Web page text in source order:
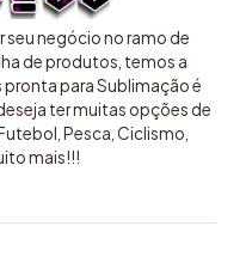
seu negócio no ramo de
de produtos, temos a
para Sublimação é
ter muitas opções de
Pesca, Ciclismo,
mais!!!